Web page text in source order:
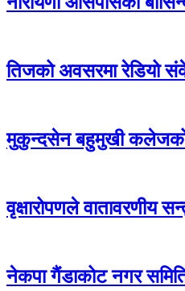
तिजको अवसरमा रेडियो
मुकुन्दसेन बहुमुखी कलेजको
वृक्षारोपणले वातावरणीय
नेकपा गैंडाकोट नगर